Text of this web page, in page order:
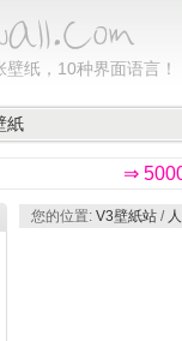
壁纸，10种界面语言！
紙
⇒
您的位置: V3壁紙站 /